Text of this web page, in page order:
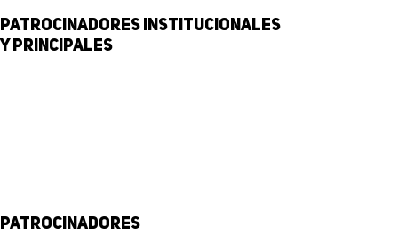
Patrocinadores institucionales
y principales
Patrocinadores